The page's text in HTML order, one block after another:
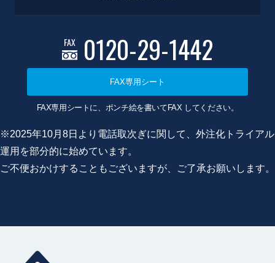
FAX 0120-29-1442
FAX専用シート
FAX専用シートに、ポンチ絵を書いてFAX してください。
※2025年10月8日より電話取次ぎに関して、外注化トライアル
運用を部分的に始めています。
ご不便おかけすることもございますが、ご了承お願いします。